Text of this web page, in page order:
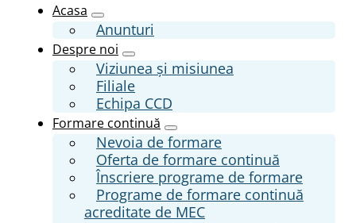
Acasa
Anunturi
Despre noi
Viziunea și misiunea
Filiale
Echipa CCD
Formare continuă
Nevoia de formare
Oferta de formare continuă
Înscriere programe de formare
Programe de formare continuă
acreditate de MEC